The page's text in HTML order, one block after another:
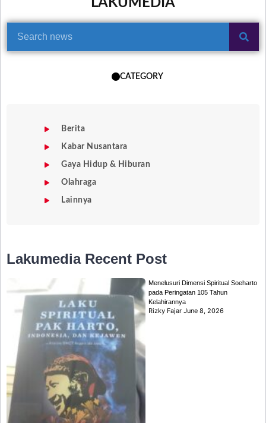
LAKUMEDIA
CATEGORY
Berita
Kabar Nusantara
Gaya Hidup & Hiburan
Olahraga
Lainnya
Lakumedia Recent Post
Menelusuri Dimensi Spiritual Soeharto
pada Peringatan 105 Tahun
Kelahirannya
Rizky FajarJune 8, 2026